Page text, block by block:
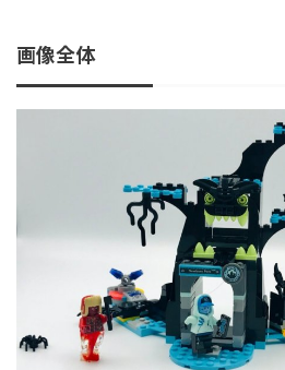
画像全体